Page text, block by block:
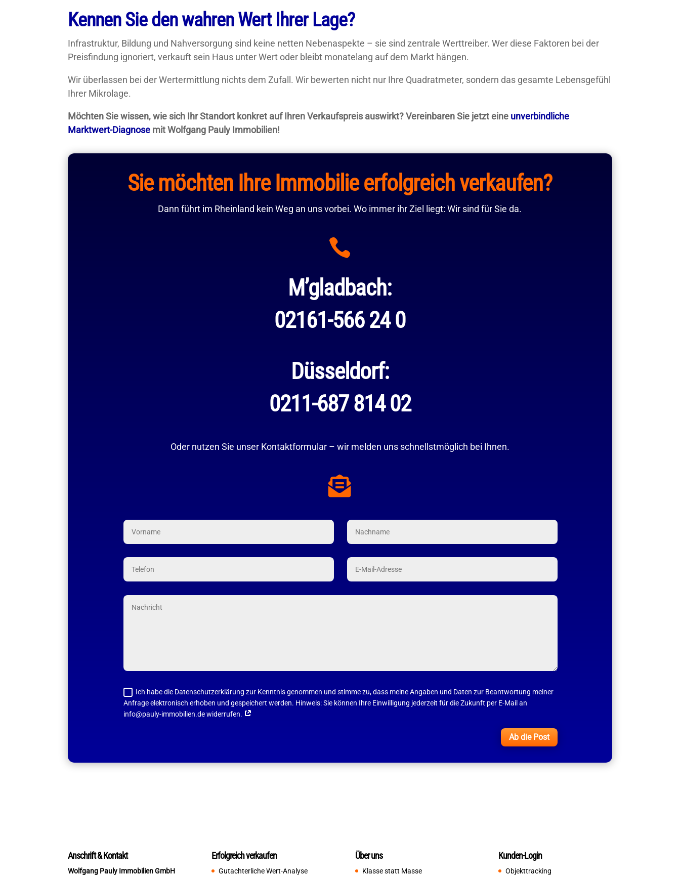
Kennen Sie den wahren Wert Ihrer Lage?
Infrastruktur, Bildung und Nahversorgung sind keine netten Nebenaspekte – sie sind zentrale Werttreiber. Wer diese Faktoren bei der
Preisfindung ignoriert, verkauft sein Haus unter Wert oder bleibt monatelang auf dem Markt hängen.
Wir überlassen bei der Wertermittlung nichts dem Zufall. Wir bewerten nicht nur Ihre Quadratmeter, sondern das gesamte Lebensgefühl
Ihrer Mikrolage.
Möchten Sie wissen, wie sich Ihr Standort konkret auf Ihren Verkaufspreis auswirkt? Vereinbaren Sie jetzt eine unverbindliche
Marktwert-Diagnose mit Wolfgang Pauly Immobilien!
Sie möchten Ihre Immobilie erfolgreichverkaufen?
Dann führt im Rheinland kein Weg an uns vorbei. Wo immer ihr Ziel liegt: Wir sind für Sie da.

M’gladbach:
02161-566 24 0
Düsseldorf:
0211-687 814 02
Oder nutzen Sie unser Kontaktformular – wir melden uns schnellstmöglich bei Ihnen.

Ich habe die Datenschutzerklärung zur Kenntnis genommen und stimme zu, dass meine Angaben und Daten zur Beantwortung meiner
Anfrage elektronisch erhoben und gespeichert werden. Hinweis: Sie können Ihre Einwilligung jederzeit für die Zukunft per E-Mail an
info@pauly-immobilien.de widerrufen.
Ab die Post
t
i
Anschrift & Kontakt
Wolfgang Pauly Immobilien GmbH
Erfolgreich verkaufen
Gutachterliche Wert-Analyse
Über uns
Klasse statt Masse
Kunden-Login
Objekttracking